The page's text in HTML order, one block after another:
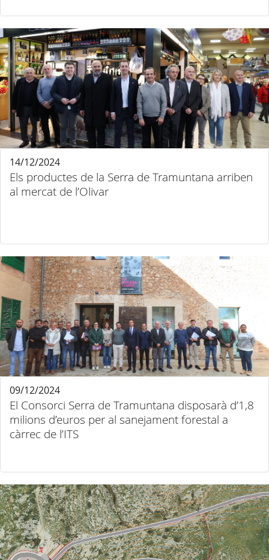
Els productes de la Serra de Tramuntana arriben
al mercat de l’Olivar
14/12/2024
El Consorci Serra de Tramuntana disposarà d’1,8
milions d’euros per al sanejament forestal a
càrrec de l’ITS
09/12/2024